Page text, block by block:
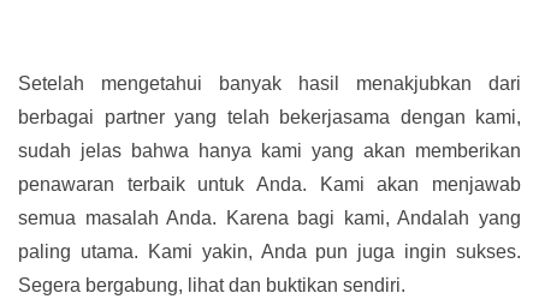
Setelah mengetahui banyak hasil menakjubkan dari
berbagai partner yang telah bekerjasama dengan kami,
sudah jelas bahwa hanya kami yang akan memberikan
penawaran terbaik untuk Anda. Kami akan menjawab
semua masalah Anda. Karena bagi kami, Andalah yang
paling utama. Kami yakin, Anda pun juga ingin sukses.
Segera bergabung, lihat dan buktikan sendiri.